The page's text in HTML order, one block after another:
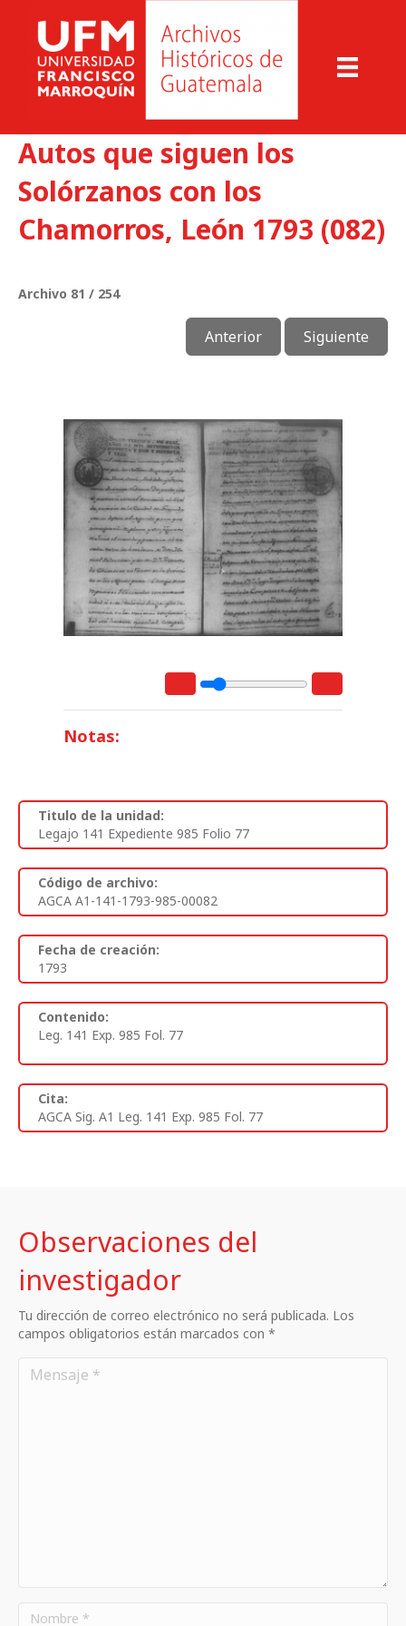
Autos que siguen los
Solórzanos con los
Chamorros, León 1793 (082)
Archivo 81 / 254
Anterior Siguiente
Notas:
Titulo de la unidad:
Legajo 141 Expediente 985 Folio 77
Código de archivo:
AGCA A1-141-1793-985-00082
Fecha de creación:
1793
Contenido:
Leg. 141 Exp. 985 Fol. 77
Cita:
AGCA Sig. A1 Leg. 141 Exp. 985 Fol. 77
Observaciones del
investigador
Tu dirección de correo electrónico no será publicada. Los
campos obligatorios están marcados con *